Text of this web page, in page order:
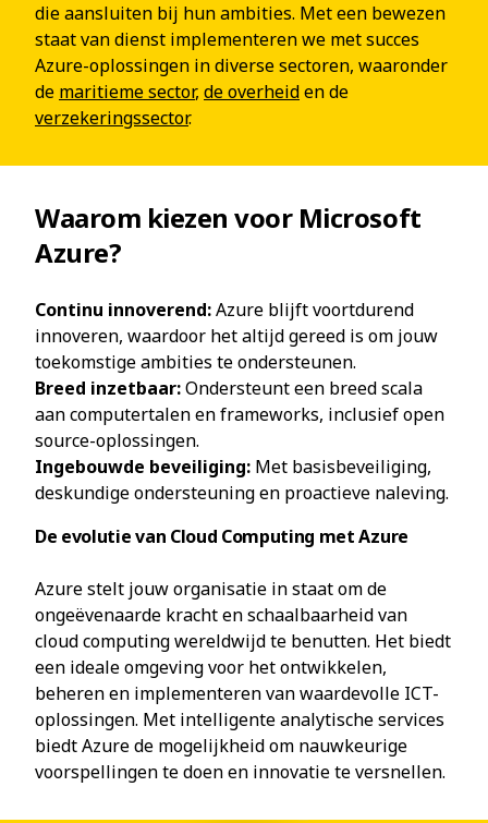
die aansluiten bij hun ambities. Met een bewezen
staat van dienst implementeren we met succes
Azure-oplossingen in diverse sectoren, waaronder
de maritieme sector, de overheiden de
verzekeringssector.
Waarom kiezen voor Microsoft
Azure?
Continu innoverend:Azure blijft voortdurend
innoveren, waardoor het altijd gereed is om jouw
toekomstige ambities te ondersteunen.
Breed inzetbaar:Ondersteunt een breed scala
aan computertalen en frameworks, inclusief open
source-oplossingen.
Ingebouwde beveiliging: Met basisbeveiliging,
deskundige ondersteuning en proactieve naleving.
De evolutie van Cloud Computing met Azure
Azure stelt jouw organisatie in staat om de
ongeëvenaarde kracht en schaalbaarheid van
cloud computing wereldwijd te benutten. Het biedt
een ideale omgeving voor het ontwikkelen,
beheren en implementeren van waardevolle ICT-
oplossingen. Met intelligente analytische services
biedt Azure de mogelijkheid om nauwkeurige
voorspellingen te doen en innovatie te versnellen.